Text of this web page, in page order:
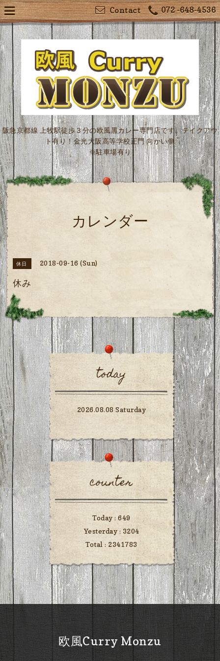
072 -648-4536
Contact
阪急京都線 上牧駅徒歩３分の欧風黒カレー専門店です。テイクアウ
ト有り！金光大阪高等学校正門 向かい側
※駐車場有り
カレンダー
休日 2018-09-16 (Sun)
休み
today
2026.08.08 Saturday
counter
Today :649
Yesterday : 3204
Total : 2341783
欧風Curry Monzu